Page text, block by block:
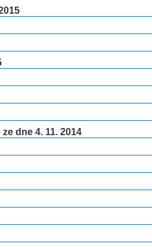
dne 4. 11. 2014